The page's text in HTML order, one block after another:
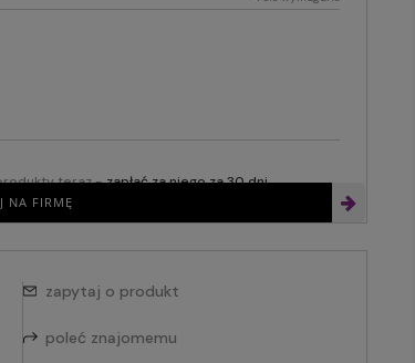
NA FIRMĘ
teraz -zapłać za niego za 30 dni
zapytaj o produkt
poleć znajomemu